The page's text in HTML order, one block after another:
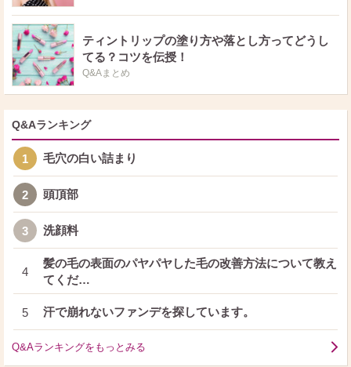
ティントリップの塗り方や落とし方ってどうし
てる？コツを伝授！
Q&Aまとめ
Q&Aランキング
1 毛穴の白い詰まり
2 頭頂部
3 洗顔料
4
髪の毛の表面のパヤパヤした毛の改善方法について教え
てくだ…
5 汗で崩れないファンデを探しています。
Q&Aランキングをもっとみる